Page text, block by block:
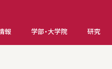
報 学部・大学院 研究